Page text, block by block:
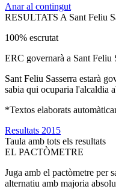
Anar al contingut
RESULTATS A Sant Feliu
100% escrutat
ERC governarà a Sant Feliu
Sant Feliu Sasserra estarà
sabia qui ocuparia l'alcaldia
*Textos elaborats
Resultats 2015
Taula amb tots els resultats
EL PACTÒMETRE
Juga amb el pactòmetre per
alternatiu amb majoria